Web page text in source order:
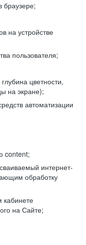
браузере;
на устройстве
пользователя;
цветности,
на экране);
автоматизации
content;
интернет-
обработку
на Сайте;